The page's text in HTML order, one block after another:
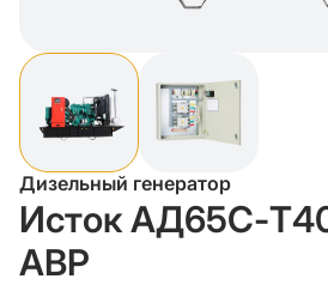
Дизельный генератор
Исток АД65С-
АВР